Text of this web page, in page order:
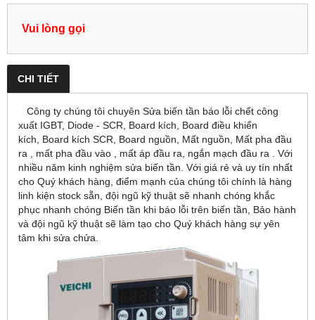
Vui lòng gọi
CHI TIẾT
Công ty chúng tôi chuyên Sửa biến tần báo lỗi chết công
xuất IGBT, Diode - SCR, Board kích, Board điều khiển
kích, Board kích SCR, Board nguồn, Mất nguồn, Mất pha đầu
ra , mất pha đầu vào , mất áp đầu ra, ngắn mạch đầu ra . Với
nhiều năm kinh nghiệm sửa biến tần. Với giá rẻ và uy tín nhất
cho Quý khách hàng, điểm mạnh của chúng tôi chính là hàng
linh kiện stock sẵn, đội ngũ kỹ thuật sẽ nhanh chóng khắc
phục nhanh chóng Biến tần khi báo lỗi trên biến tần, Bảo hành
và đội ngũ kỹ thuật sẽ làm tạo cho Quý khách hàng sự yên
tâm khi sửa chửa.